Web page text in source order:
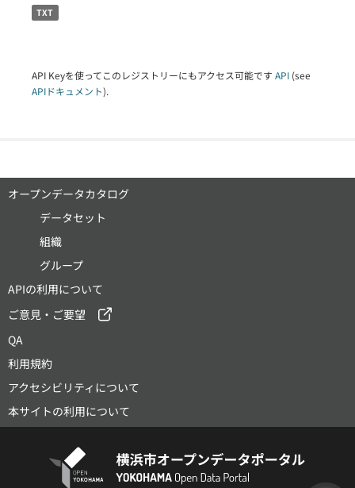
TXT
API Keyを使ってこのレジストリーにもアクセス可能です API (see
APIドキュメント).
オープンデータカタログ
データセット
組織
グループ
APIの利用について
ご意見・ご要望
QA
利用規約
アクセシビリティについて
本サイトの利用について